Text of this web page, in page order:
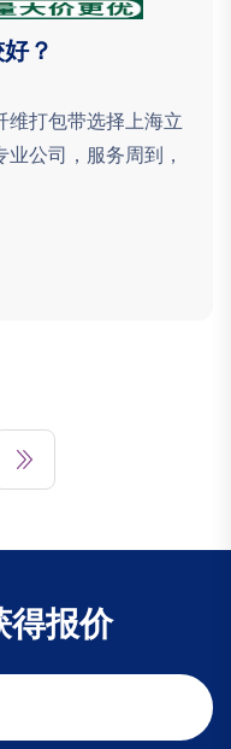
？
维打包带选择上海立
公司，服务周到，
报价